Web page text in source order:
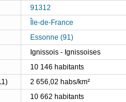
91312
Île-de-France
Essonne (91)
Ignissois - Ignissoises
10 146 habitants
2 656,02 habs/km²
10 662 habitants